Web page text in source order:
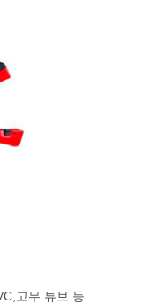
고무 튜브 등